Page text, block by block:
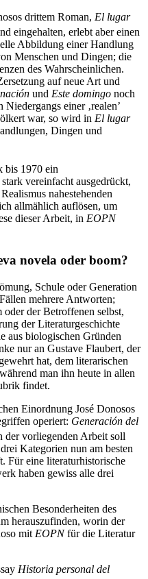
drittem Roman, El lugar
eingehalten, erlebt aber einen
Abbildung einer Handlung
Menschen und Dingen; die
des Wahrscheinlichen.
auf neue Art und
und Este domingo noch
einer ‚realen’
war, so wird in El lugar
Dingen und
bis 1970 ein
vereinfacht ausgedrückt,
nahestehenden
allmählich auflösen, um
dieser Arbeit, in EOPN
novela oder boom?
Schule oder Generation
mehrere Antworten;
der Betroffenen selbst,
der Literaturgeschichte
aus biologischen Gründen
nur an Gustave Flaubert, der
hat, dem literarischen
man ihn heute in allen
findet.
Einordnung José Donosos
operiert: Generación del
der vorliegenden Arbeit soll
Kategorien nun am besten
Für eine literaturhistorische
haben gewiss alle drei
Besonderheiten des
herauszufinden, worin der
mitEOPNfür die Literatur
Historia personal del